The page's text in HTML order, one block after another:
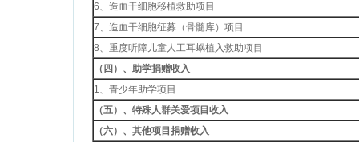
6、造血干细胞移植救助项目
7、造血干细胞征募（骨髓库）项目
8、重度听障儿童人工耳蜗植入救助项目
（四）、助学捐赠收入
1、青少年助学项目
（五）、特殊人群关爱项目收入
（六）、其他项目捐赠收入